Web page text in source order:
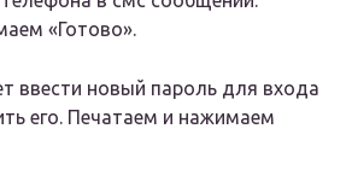
«Готово».
ввести новый пароль для входа
его. Печатаем и нажимаем